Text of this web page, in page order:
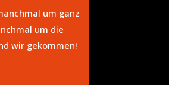
um ganz
um die
wir gekommen!